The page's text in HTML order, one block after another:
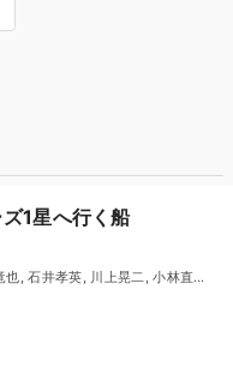
1星へ行く船
科准平, 長谷川知子